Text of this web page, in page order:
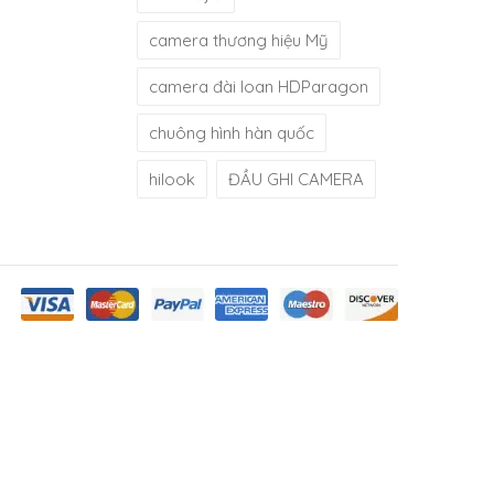
camera thương hiệu Mỹ
camera đài loan HDParagon
chuông hình hàn quốc
hilook ĐẦU GHI CAMERA